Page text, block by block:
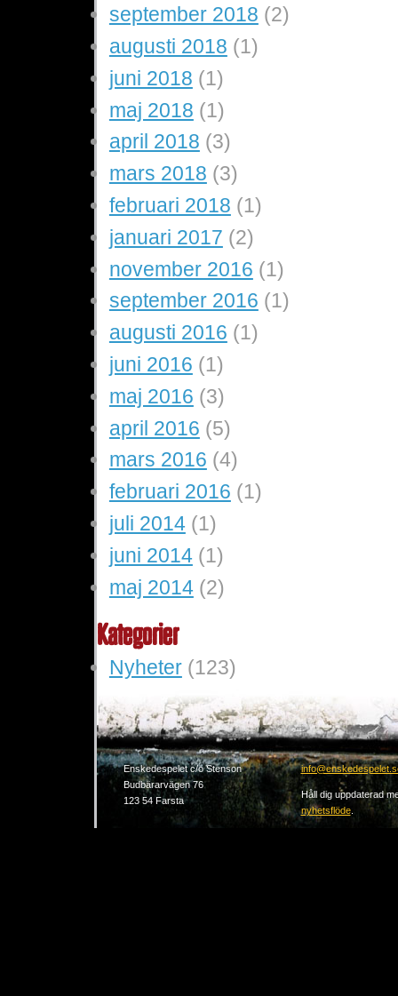
september 2018 (2)
augusti 2018 (1)
juni 2018 (1)
maj 2018 (1)
april 2018 (3)
mars 2018 (3)
februari 2018 (1)
januari 2017 (2)
november 2016 (1)
september 2016 (1)
augusti 2016 (1)
juni 2016 (1)
maj 2016 (3)
april 2016 (5)
mars 2016 (4)
februari 2016 (1)
juli 2014(1)
juni 2014(1)
maj 2014(2)
Kategorier
Nyheter(123)
Enskedespelet c/o Stenson
Budbärarvägen 76
123 54 Farsta
Håll dig uppdaterad
nyhetsflöde.